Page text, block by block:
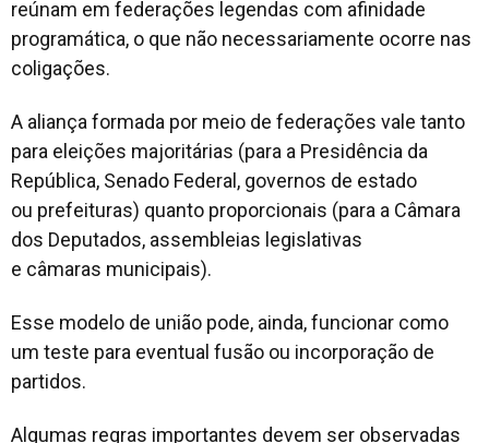
reúnam em federações legendas com afinidade
programática, o que não necessariamente ocorre nas
coligações.
A aliança formada por meio de federações vale tanto
para eleições majoritárias (para a Presidência da
República, Senado Federal, governos de estado
ou prefeituras) quanto proporcionais (para a Câmara
dos Deputados, assembleias legislativas
e câmaras municipais).
Esse modelo de união pode, ainda, funcionar como
um teste para eventual fusão ou incorporação de
partidos.
Algumas regras importantes devem ser observadas